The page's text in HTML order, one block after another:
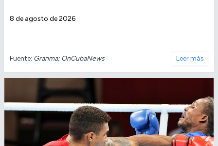
8 de agosto de 2026
Fuente: Granma; OnCubaNews Leer más